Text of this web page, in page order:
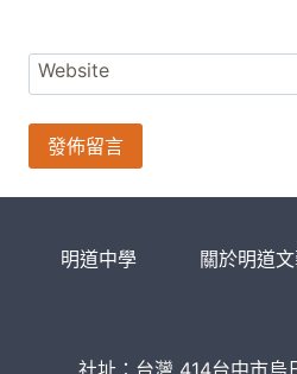
Website
明道中學 關於明道